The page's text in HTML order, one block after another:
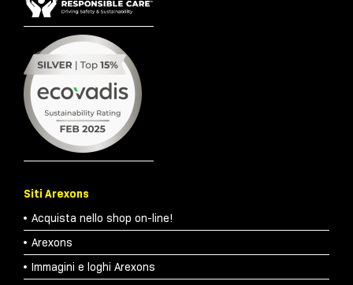
Siti Arexons
Acquista nello shop on-line!
Arexons
Immagini e loghi Arexons